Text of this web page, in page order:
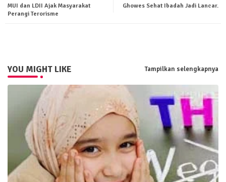
tsa
Ghowes Sehat Ibadah Jadi Lancar.
MUI dan LDII Ajak Masyarakat
Perangi Terorisme
YOU MIGHT LIKE Tampilkan selengkapnya